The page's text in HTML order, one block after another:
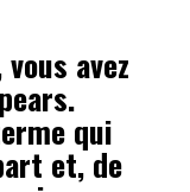
avez
qui
et, de